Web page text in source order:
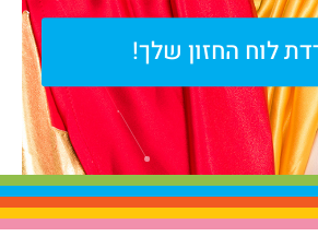
לוח החזון שלך!